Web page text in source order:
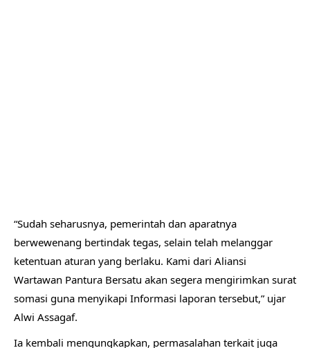
“Sudah seharusnya, pemerintah dan aparatnya
berwewenang bertindak tegas, selain telah melanggar
ketentuan aturan yang berlaku. Kami dari Aliansi
Wartawan Pantura Bersatu akan segera mengirimkan surat
somasi guna menyikapi Informasi laporan tersebut,” ujar
Alwi Assagaf.
Ia kembali mengungkapkan, permasalahan terkait juga